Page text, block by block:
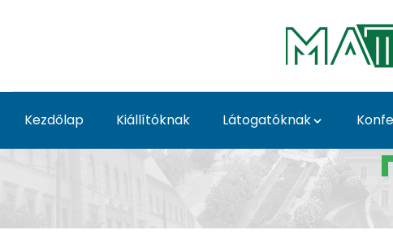
Kezdőlap Kiállítóknak Látogatóknak
Kiállítóknak - MATE KÁN